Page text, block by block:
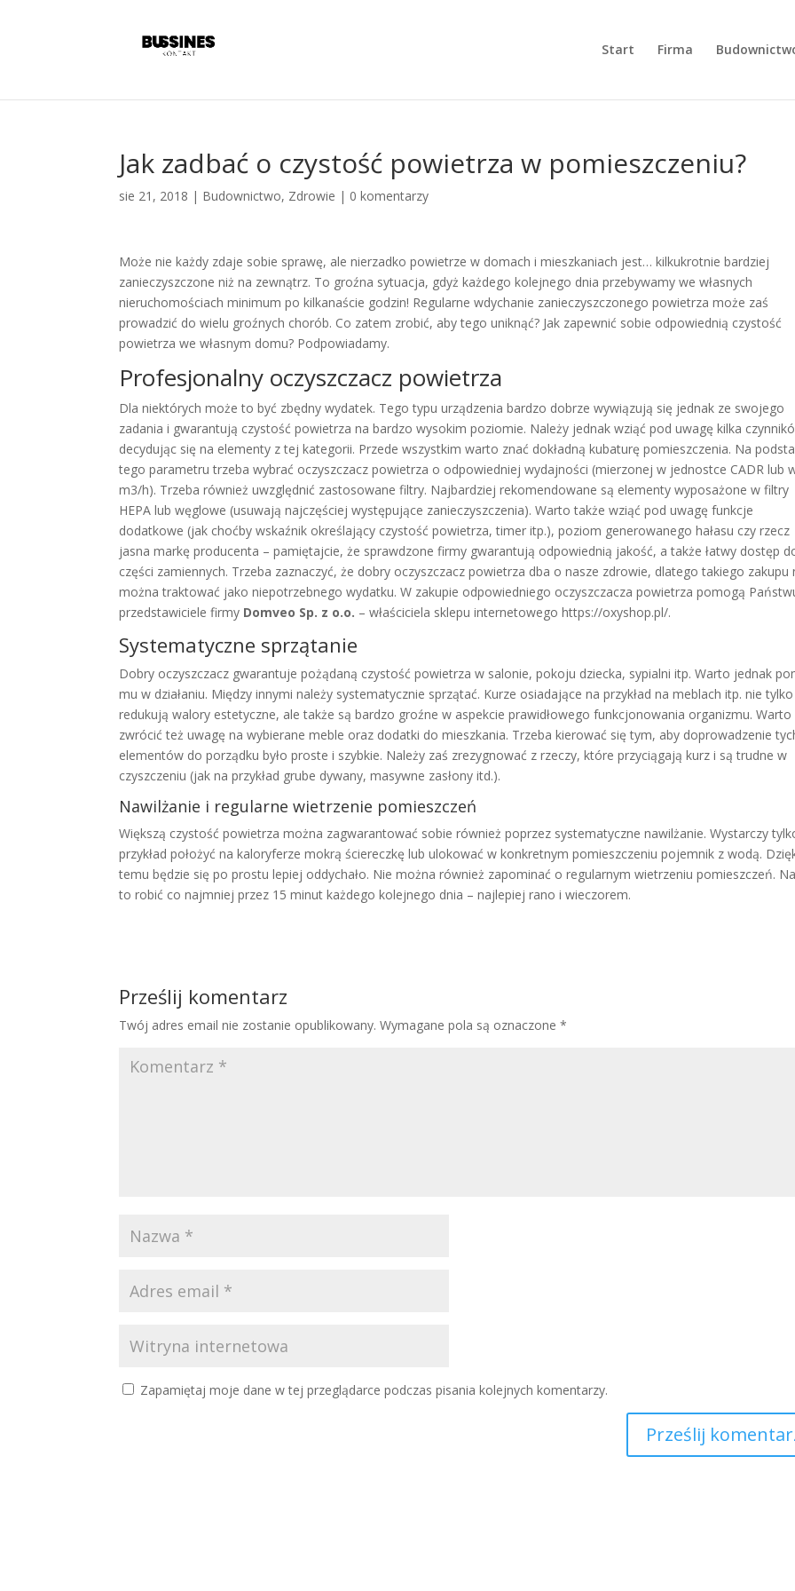
Start Firma
Jak zadbać o czystość powietrza w pomieszczeniu?
sie 21, 2018 | Budownictwo, Zdrowie | 0 komentarzy
Może nie każdy zdaje sobie sprawę, ale nierzadko powietrze w domach i mieszkaniach jest… kilkukrotnie bardziej
zanieczyszczone niż na zewnątrz. To groźna sytuacja, gdyż każdego kolejnego dnia przebywamy we własnych
nieruchomościach minimum po kilkanaście godzin! Regularne wdychanie zanieczyszczonego powietrza może zaś
prowadzić do wielu groźnych chorób. Co zatem zrobić, aby tego uniknąć? Jak zapewnić sobie odpowiednią czystość
powietrza we własnym domu? Podpowiadamy.
Profesjonalny oczyszczacz powietrza
Dla niektórych może to być zbędny wydatek. Tego typu urządzenia bardzo dobrze wywiązują się jednak ze swojego
zadania i gwarantują czystość powietrza na bardzo wysokim poziomie. Należy jednak wziąć pod uwagę kilka
decydując się na elementy z tej kategorii. Przede wszystkim warto znać dokładną kubaturę pomieszczenia. Na
tego parametru trzeba wybrać oczyszczacz powietrza o odpowiedniej wydajności (mierzonej w jednostce CADR lub
m3/h). Trzeba również uwzględnić zastosowane filtry. Najbardziej rekomendowane są elementy wyposażone w filtry
HEPA lub węglowe (usuwają najczęściej występujące zanieczyszczenia). Warto także wziąć pod uwagę funkcje
dodatkowe (jak choćby wskaźnik określający czystość powietrza, timer itp.), poziom generowanego hałasu czy rzecz
jasna markę producenta – pamiętajcie, że sprawdzone firmy gwarantują odpowiednią jakość, a także łatwy dostęp
części zamiennych. Trzeba zaznaczyć, że dobry oczyszczacz powietrza dba o nasze zdrowie, dlatego takiego zakupu
można traktować jako niepotrzebnego wydatku. W zakupie odpowiedniego oczyszczacza powietrza pomogą
przedstawiciele firmy Domveo Sp. z o.o. – właściciela sklepu internetowego https://oxyshop.pl/.
Systematyczne sprzątanie
Dobry oczyszczacz gwarantuje pożądaną czystość powietrza w salonie, pokoju dziecka, sypialni itp. Warto jednak
mu w działaniu. Między innymi należy systematycznie sprzątać. Kurze osiadające na przykład na meblach itp. nie tylko
redukują walory estetyczne, ale także są bardzo groźne w aspekcie prawidłowego funkcjonowania organizmu. Warto
zwrócić też uwagę na wybierane meble oraz dodatki do mieszkania. Trzeba kierować się tym, aby doprowadzenie
elementów do porządku było proste i szybkie. Należy zaś zrezygnować z rzeczy, które przyciągają kurz i są trudne w
czyszczeniu (jak na przykład grube dywany, masywne zasłony itd.).
Nawilżanie i regularne wietrzenie pomieszczeń
Większą czystość powietrza można zagwarantować sobie również poprzez systematyczne nawilżanie. Wystarczy
przykład położyć na kaloryferze mokrą ściereczkę lub ulokować w konkretnym pomieszczeniu pojemnik z wodą.
temu będzie się po prostu lepiej oddychało. Nie można również zapominać o regularnym wietrzeniu pomieszczeń.
to robić co najmniej przez 15 minut każdego kolejnego dnia – najlepiej rano i wieczorem.
Prześlij komentarz
Twój adres email nie zostanie opublikowany. Wymagane pola są oznaczone*
Zapamiętaj moje dane w tej przeglądarce podczas pisania kolejnych komentarzy.